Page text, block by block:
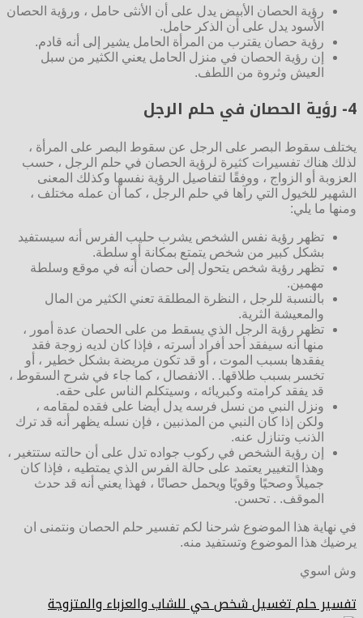
رؤية الحصان الأبيض يدل على أن الأنثى حامل ، ورؤية الحصان
الأسود يدل على أن الذكر حامل.
رؤية حصان يقترب من المرأة الحامل يشير إلى أنه قادم.
إن رؤية الحصان في منزل الحامل يعني الكثير من سبل
العيش وثروة من اللطف.
4- رؤية الحصان في حلم الرجل
يختلف سقوط البصر على الرجل عن سقوط البصر على المرأة ،
لذلك هناك تفسيرات كثيرة لرؤية الحصان في حلم الرجل ، حسب
العزوبة أو الزواج ، ووفقًا لتفاصيل الرؤية نفسها وكذلك المعنى
الشهير للخيول التي رآها في حلم الرجل ، كما أن عمله مختلف ،
ومنها ما يلي:
تظهر رؤية نفس الشخص يشرب حليب الفرس أنه سيستفيد
بشكل كبير من شخص يتمتع بمكانة أو سلطة.
تظهر رؤية شخص يتحول إلى حصان أنه في موقع وسلطة
مهمين.
بالنسبة للرجل ، النظرة المطلقة تعني الكثير من المال
والمعيشة الثرية.
تظهر رؤية الرجل الذي يسقط من على الحصان عدة أمور ،
منها أنه سيفقد أحد أفراد أسرته ، فإذا كان لديه زوجة فقد
يفقدها بسبب الموت ، أو قد تكون مريضة بشكل خطير ، أو
تخسر بسبب طلاقها. . الانفصال ، كما جاء في شرح السقوط ،
قد يفقد كرامته وكبريائه ، وسيتكلم الناس على حقه.
ونزل النبي من نسل فرسه يدل أيضا على فقده لمقامه ،
ولكن إذا كان النبي من المذنبين ، فإن نسله يظهر أنه قد ترك
الذنب وتنازل عنه.
إن رؤية الشخص في ركوب جواده تدل على أن حالته ستتغير ،
وهذا التغيير يعتمد على حالة الفرس الذي يمتطيه ، فإذا كان
جميلاً وصحيًا وقويًا ويحمل حصانًا ، فهذا يعني أنه قد حدث
الموقف. . تحسن.
في نهاية هذا الموضوع شرحنا لكم تفسير حلم الحصان ونتمنى ان
يرضيك هذا الموضوع وتستفيد منه.
وش اسوي
تفسير حلم تغسيل شخص حي للشاب والعزباء والمتزوجة